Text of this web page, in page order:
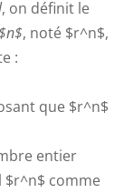
, on définit le
, noté $r^n$,
:
que $r^n$
entier
$r^n$ comme